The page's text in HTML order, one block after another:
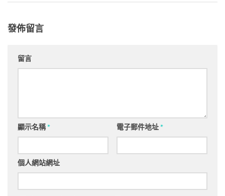
發佈留言
留言
顯示名稱* 電子郵件地址*
個人網站網址